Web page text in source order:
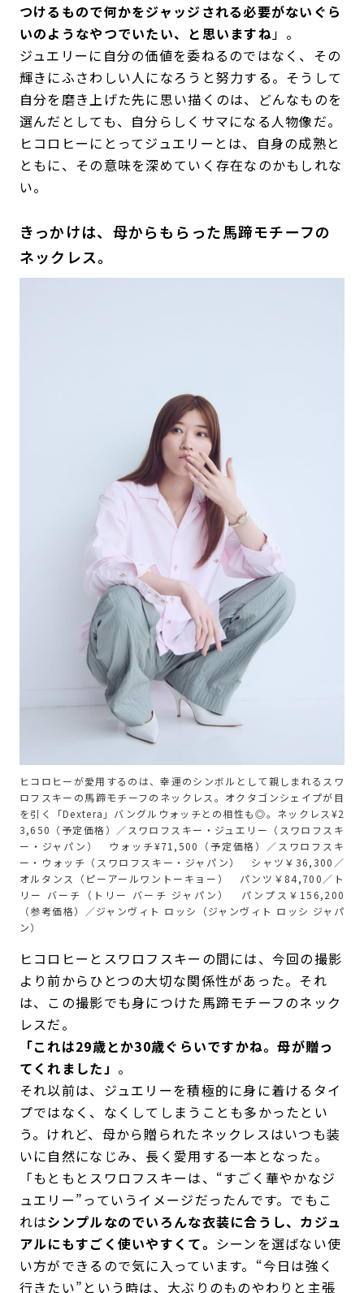
つけるもので何かをジャッジされる必要がないぐら
いのようなやつでいたい、と思いますね」。
ジュエリーに自分の価値を委ねるのではなく、その
輝きにふさわしい人になろうと努力する。そうして
自分を磨き上げた先に思い描くのは、どんなものを
選んだとしても、自分らしくサマになる人物像だ。
ヒコロヒーにとってジュエリーとは、自身の成熟と
ともに、その意味を深めていく存在なのかもしれな
い。
きっかけは、母からもらった馬蹄モチーフの
ネックレス。
ヒコロヒーが愛用するのは、幸運のシンボルとして親しまれるスワ
ロフスキーの馬蹄モチーフのネックレス。オクタゴンシェイプが目
を引く「Dextera」バングルウォッチとの相性も◎。ネックレス¥2
3,650（予定価格）／スワロフスキー・ジュエリー（スワロフスキ
ー・ジャパン） ウォッチ¥71,500（予定価格）／スワロフスキ
ー・ウォッチ（スワロフスキー・ジャパン） シャツ￥36,300／
オルタンス（ピーアールワントーキョー） パンツ￥84,700／ト
リー バーチ（トリー バーチ ジャパン） パンプス￥156,200
（参考価格）／ジャンヴィト ロッシ（ジャンヴィト ロッシ ジャパ
ン）
ヒコロヒーとスワロフスキーの間には、今回の撮影
より前からひとつの大切な関係性があった。それ
は、この撮影でも身につけた馬蹄モチーフのネック
レスだ。
「これは29歳とか30歳ぐらいですかね。母が贈っ
てくれました」 。
それ以前は、ジュエリーを積極的に身に着けるタイ
プではなく、なくしてしまうことも多かったとい
う。けれど、母から贈られたネックレスはいつも装
いに自然になじみ、長く愛用する一本となった。
「もともとスワロフスキーは、“すごく華やかなジ
ュエリー”っていうイメージだったんです。でもこ
れはシンプルなのでいろんな衣装に合うし、カジュ
アルにもすごく使いやすくて。 シーンを選ばない使
い方ができるので気に入っています。“今日は強く
行きたい”という時は、大ぶりのものやわりと主張